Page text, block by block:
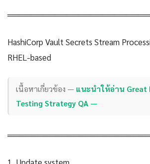
HashiCorp Vault Secrets Stream
RHEL-based
เนื้อหาเกี่ยวข้อง — แนะนำให้อ่าน Great
Testing Strategy QA —